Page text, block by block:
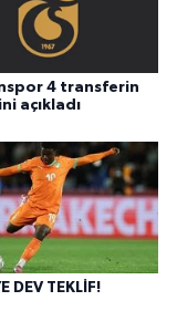
4 transferin
açıkladı
DEV TEKLİF!